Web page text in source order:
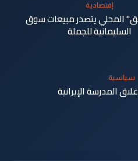
إقتصادية
المحلي يتصدر مبيعات سوق
السليمانية للجملة
سياسية
المدرسة الإيرانية